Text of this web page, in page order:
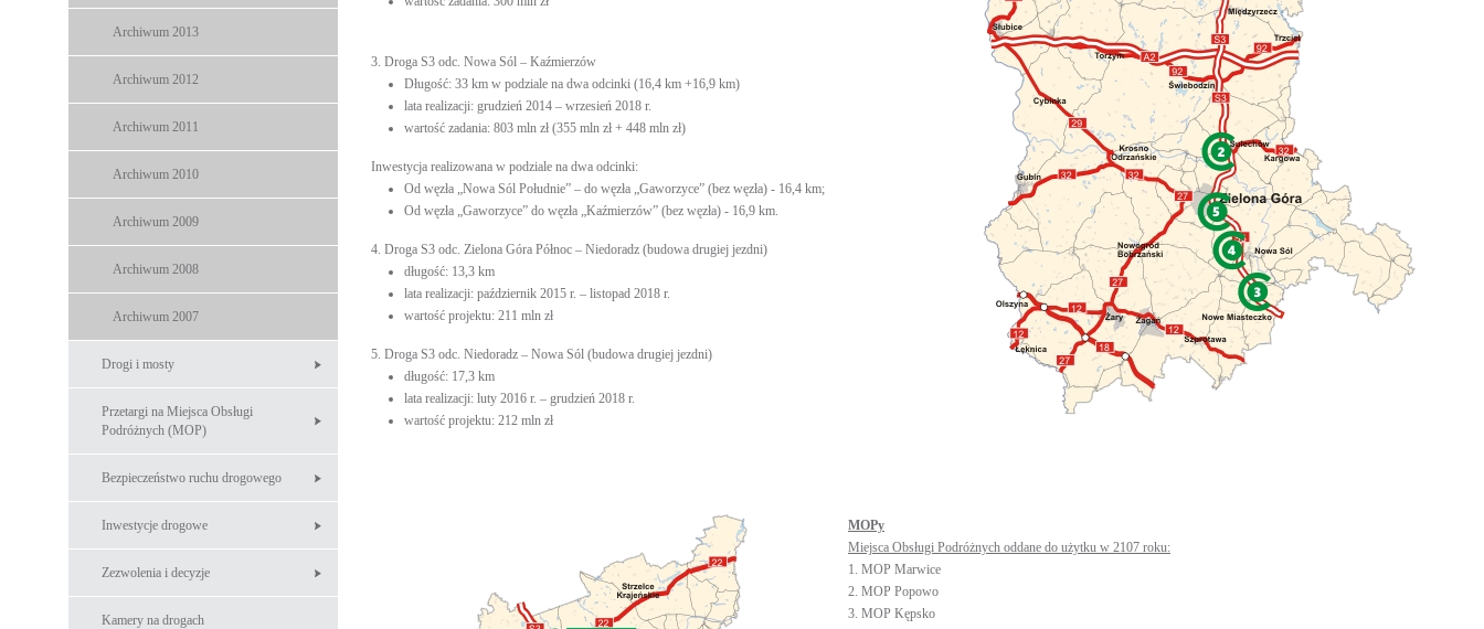
Archiwum 2013
Archiwum 2012
Archiwum 2011
Archiwum 2010
Archiwum 2009
Archiwum 2008
Archiwum 2007
Drogi i mosty
Przetargi na Miejsca Obsługi
Podróżnych (MOP)
Bezpieczeństwo ruchu drogowego
Inwestycje drogowe
Zezwolenia i decyzje
Kamery na drogach
3. Droga S3 odc. Nowa Sól – Kaźmierzów
Długość: 33 km w podziale na dwa odcinki (16,4 km +16,9 km)
lata realizacji: grudzień 2014 – wrzesień 2018 r.
wartość zadania: 803 mln zł (355 mln zł + 448 mln zł)
Inwestycja realizowana w podziale na dwa odcinki:
Od węzła „Nowa Sól Południe” – do węzła „Gaworzyce” (bez węzła) - 16,4 km;
Od węzła „Gaworzyce” do węzła „Kaźmierzów” (bez węzła) - 16,9 km.
4. Droga S3 odc. Zielona Góra Północ – Niedoradz (budowa drugiej jezdni)
długość: 13,3 km
lata realizacji: październik 2015 r. – listopad 2018 r.
wartość projektu: 211 mln zł
5. Droga S3 odc. Niedoradz – Nowa Sól (budowa drugiej jezdni)
długość: 17,3 km
lata realizacji: luty 2016 r. – grudzień 2018 r.
wartość projektu: 212 mln zł
MOPy
Miejsca Obsługi Podróżnych oddane do użytku w 2107 roku:
1. MOP Marwice
2. MOP Popowo
3. MOP Kępsko